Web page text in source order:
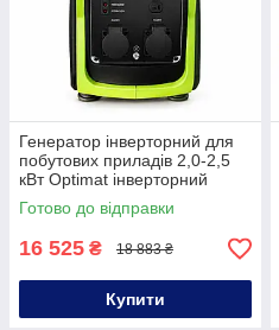
Генератор інверторний для
побутових приладів 2,0-2,5
кВт Optimat інверторний
генератор для зарядної
станції
Готово до відправки
16 525 ₴ 18 883 ₴
Купити